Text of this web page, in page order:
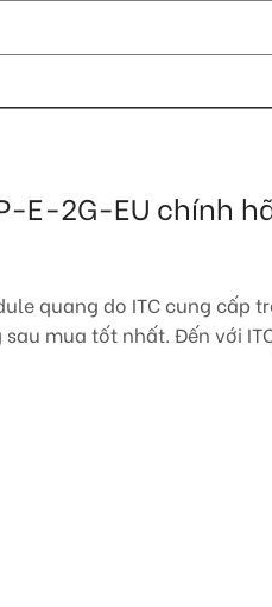
E-2G-EU chính
quang do ITC cung cấp
mua tốt nhất. Đến với